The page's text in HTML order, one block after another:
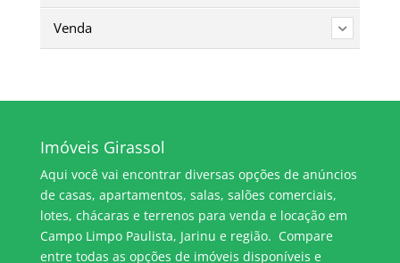
Venda
Imóveis Girassol
Aqui você vai encontrar diversas opções de anúncios
de casas, apartamentos, salas, salões comerciais,
lotes, chácaras e terrenos para venda e locação em
Campo Limpo Paulista, Jarinu e região. Compare
entre todas as opções de imóveis disponíveis e